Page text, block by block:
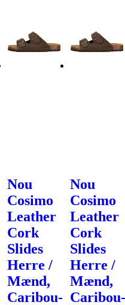
Nou
Cosimo
Leather
Cork
Slides
Herre /
Mænd,
Caribou-
Nou
Cosimo
Leather
Cork
Slides
Herre /
Mænd,